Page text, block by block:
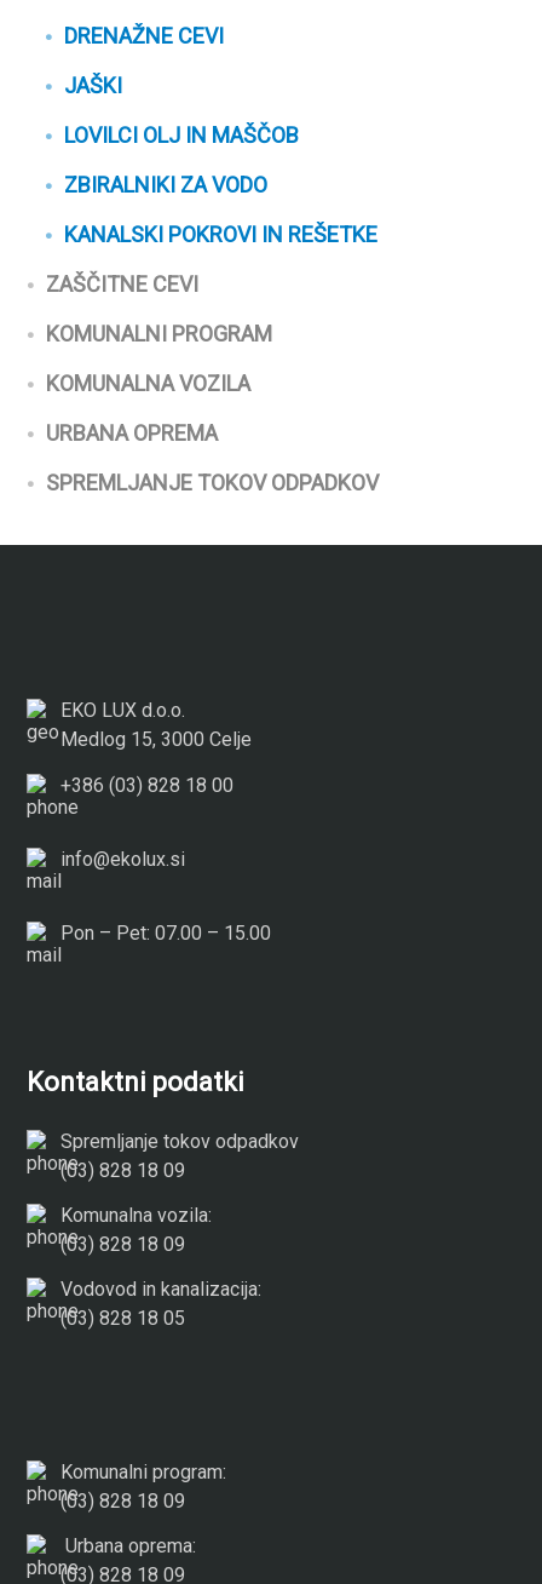
DRENAŽNE CEVI
JAŠKI
LOVILCI OLJ IN MAŠČOB
ZBIRALNIKI ZA VODO
KANALSKI POKROVI IN REŠETKE
ZAŠČITNE CEVI
KOMUNALNI PROGRAM
KOMUNALNA VOZILA
URBANA OPREMA
SPREMLJANJE TOKOV ODPADKOV
EKO LUX d.o.o.
Medlog 15, 3000 Celje
+386 (03) 828 18 00
info@ekolux.si
Pon – Pet: 07.00 – 15.00
Kontaktni podatki
Spremljanje tokov odpadkov
(03) 828 18 09
Komunalna vozila:
(03) 828 18 09
Vodovod in kanalizacija:
(03) 828 18 05
Komunalni program:
(03) 828 18 09
Urbana oprema:
(03) 828 18 09